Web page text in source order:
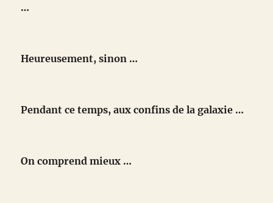
…
Heureusement, sinon …
Pendant ce temps, aux confins de la galaxie …
On comprend mieux …